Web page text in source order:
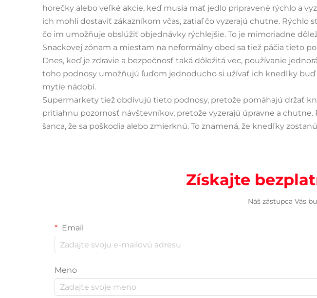
horečky alebo veľké akcie, keď musia mať jedlo pripravené rýchlo a
ich mohli dostaviť zákazníkom včas, zatiaľ čo vyzerajú chutne.
čo im umožňuje obslúžiť objednávky rýchlejšie. To je mimoriadne
Snackovej zónam a miestam na neformálny obed sa tiež páčia tieto
Dnes, keď je zdravie a bezpečnosť taká dôležitá vec, používanie
toho podnosy umožňujú ľuďom jednoducho si užívať ich knedľky
mytíe nádobí.
Supermarkety tiež obdivujú tieto podnosy, pretože pomáhajú držať
pritiahnu pozornosť návštevníkov, pretože vyzerajú úpravne a
šanca, že sa poškodia alebo zmierknú. To znamená, že knedľky
Získajte
Náš zástupca Vás
Email
Meno